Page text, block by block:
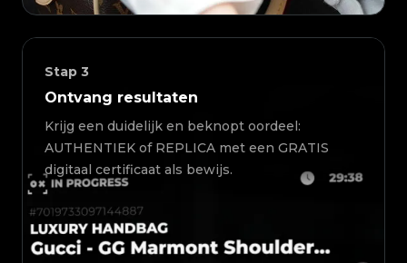
Stap 3
Ontvang resultaten
Krijg een duidelijk en beknopt oordeel:
AUTHENTIEK of REPLICA met een GRATIS
digitaal certificaat als bewijs.